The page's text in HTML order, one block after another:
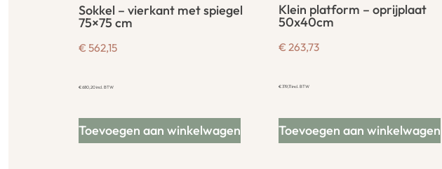
Sokkel – vierkant met spiegel
75×75 cm
€ 562,15
€680,20incl. BTW
Toevoegen aan winkelwagen
Klein platform – oprijplaat
50x40cm
€ 263,73
€319,11incl. BTW
Toevoegen aan winkelwagen